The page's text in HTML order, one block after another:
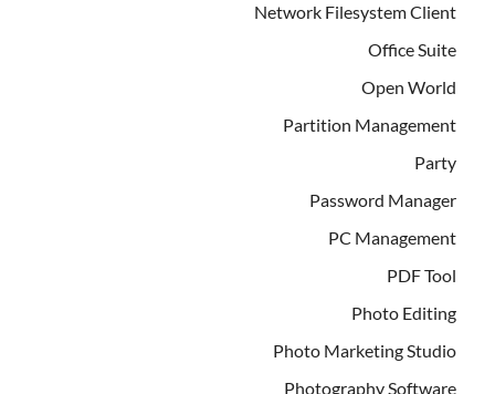
Network Filesystem Client
Office Suite
Open World
Partition Management
Party
Password Manager
PC Management
PDF Tool
Photo Editing
Photo Marketing Studio
Photography Software